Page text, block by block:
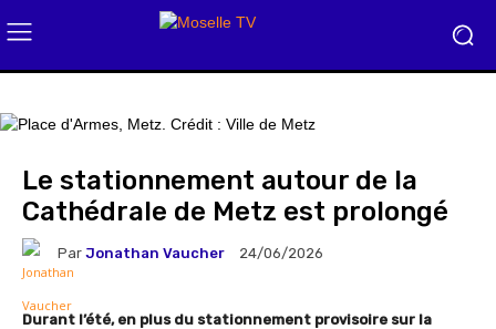
Le stationnement autour de la
Cathédrale de Metz est prolongé
Par Jonathan Vaucher 24/06/2026
Durant l’été, en plus du stationnement provisoire sur la